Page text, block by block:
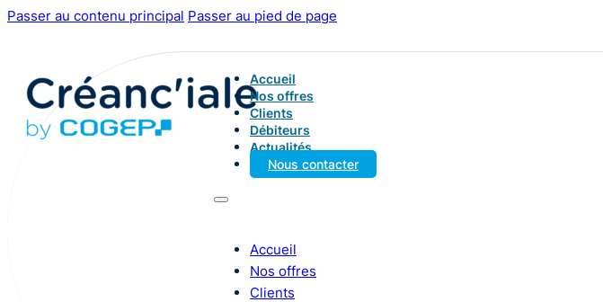
Passer au contenu principal Passer au pied de page
Accueil
Nos offres
Clients
Débiteurs
Actualités
Nous contacter
Accueil
Nos offres
Clients